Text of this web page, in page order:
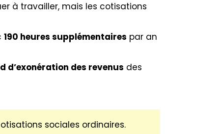
à travailler, mais les cotisations
190 heures supplémentaires par an
d’exonération des revenus des
sociales ordinaires.